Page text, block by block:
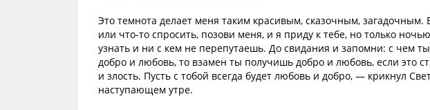
Это темнота делает меня таким красивым, сказочным, загадочным.
или что-то спросить, позови меня, и я приду к тебе, но только
узнать и ни с кем не перепутаешь. До свидания и запомни: с чем
добро и любовь, то взамен ты получишь добро и любовь, если это
и злость. Пусть с тобой всегда будет любовь и добро, — крикнул
наступающем утре.